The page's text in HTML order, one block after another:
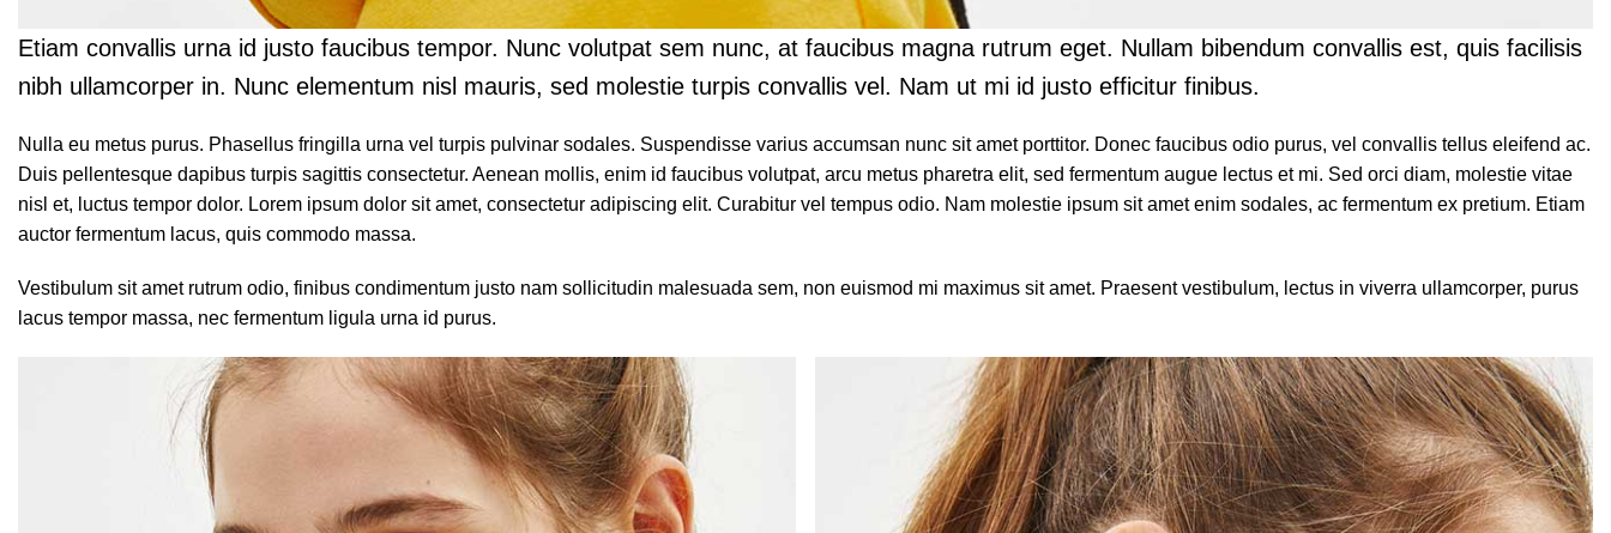
Etiam convallis urna id justo faucibus tempor. Nunc volutpat sem nunc, at faucibus magna rutrum eget. Nullam bibendum convallis est, quis facilisis
nibh ullamcorper in. Nunc elementum nisl mauris, sed molestie turpis convallis vel. Nam ut mi id justo efficitur finibus.
Nulla eu metus purus. Phasellus fringilla urna vel turpis pulvinar sodales. Suspendisse varius accumsan nunc sit amet porttitor. Donec faucibus odio purus, vel convallis tellus eleifend ac.
Duis pellentesque dapibus turpis sagittis consectetur. Aenean mollis, enim id faucibus volutpat, arcu metus pharetra elit, sed fermentum augue lectus et mi. Sed orci diam, molestie vitae
nisl et, luctus tempor dolor. Lorem ipsum dolor sit amet, consectetur adipiscing elit. Curabitur vel tempus odio. Nam molestie ipsum sit amet enim sodales, ac fermentum ex pretium. Etiam
auctor fermentum lacus, quis commodo massa.
Vestibulum sit amet rutrum odio, finibus condimentum justo nam sollicitudin malesuada sem, non euismod mi maximus sit amet. Praesent vestibulum, lectus in viverra ullamcorper, purus
lacus tempor massa, nec fermentum ligula urna id purus.